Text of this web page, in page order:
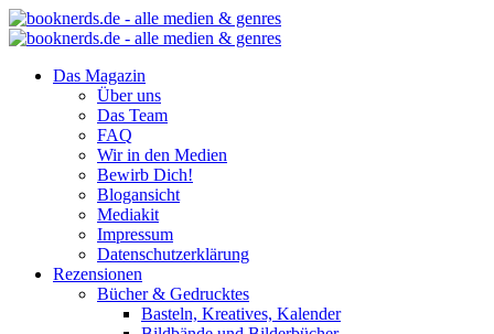
Das Magazin
Über uns
Das Team
FAQ
Wir in den Medien
Bewirb Dich!
Blogansicht
Mediakit
Impressum
Datenschutzerklärung
Rezensionen
Bücher & Gedrucktes
Basteln, Kreatives, Kalender